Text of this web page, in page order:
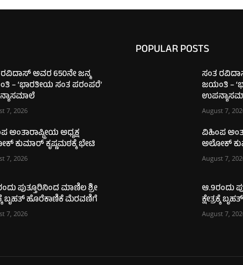
ಅವರ 650ನೇ ಜನ್ಮ
– ‘ಭಾರತೀಯ ಸಂತ ಪರಂಪರೆ’
7, 2026
ಅಂತಾರಾಷ್ಟ್ರೀಯ ಅಧ್ಯಕ್ಷ
ಕುಮಾರ್‌ ಕೃಷ್ಣಮಠಕ್ಕೆ ಭೇಟಿ
7, 2026
ಪುತ್ತೂರಿನಿಂದ ಮಾಣಿಲ ಶ್ರೀ
ಬೃಹತ್ ಹೊರೆಕಾಣಿಕೆ ಮೆರವಣಿಗೆ
7, 2026
POPULAR POSTS
ಸಂತ
ಜಯಂತಿ –
August 7,
ವಿಹಿಂಪ
ಅಲೋಕ್
August 7,
ಆ.9ರಂದು
ಕ್ಷೇತ್ರಕ್ಕೆ
August 7,